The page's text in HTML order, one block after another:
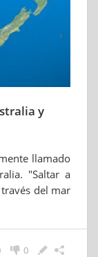
y
llamado
"Saltar a
del mar
0